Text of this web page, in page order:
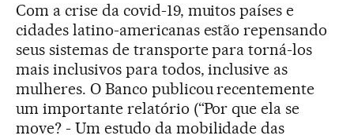
Com a crise da covid-19, muitos países e
cidades latino-americanas estão repensando
seus sistemas de transporte para torná-los
mais inclusivos para todos, inclusive as
mulheres. O Banco publicou recentemente
um importante relatório (“Por que ela se
move? - Um estudo da mobilidade das